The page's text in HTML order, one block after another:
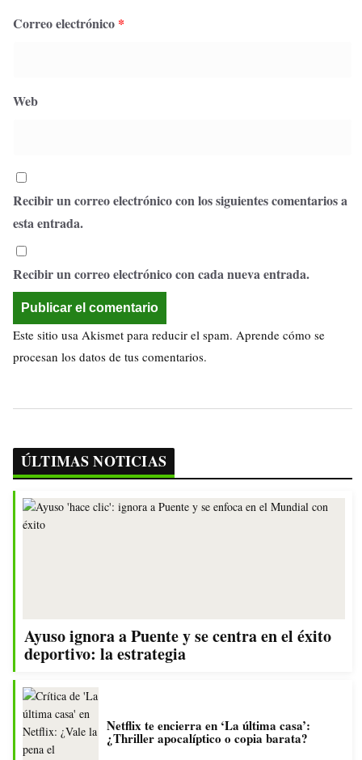
Correo electrónico *
Web
Recibir un correo electrónico con los siguientes comentarios a
esta entrada.
Recibir un correo electrónico con cada nueva entrada.
Este sitio usa Akismet para reducir el spam. Aprende cómo se
procesan los datos de tus comentarios.
ÚLTIMAS NOTICIAS
Ayuso ignora a Puente y se centra en el éxito
deportivo: la estrategia
Netflix te encierra en ‘La última casa’:
¿Thriller apocalíptico o copia barata?